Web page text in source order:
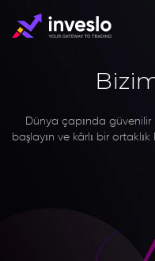
Dünya çapında
başlayın ve kârlı bir